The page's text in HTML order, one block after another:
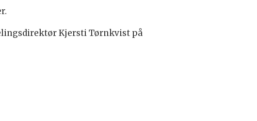
Kjersti Tørnkvist på